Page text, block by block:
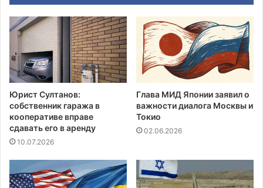
Юрист Султанов:
собственник гаража в
кооперативе вправе
сдавать его в аренду
10.07.2026
Глава МИД Японии заявил о
важности диалога Москвы и
Токио
02.06.2026